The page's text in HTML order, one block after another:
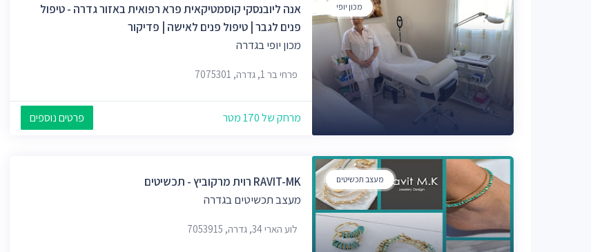
מכון יופי
אנה ליובנסקי קוסמטיקאית פרא רפואית באזור גדרה - טיפול
פנים לגבר | טיפול פנים לאישה | פדיקור
מכון יופי בגדרה
פרחי בר 1, גדרה, 7075301
מרחק של 170 מטר פרטים נוספים
מעצב תכשיטים
RAVIT-MK רוית מרקוביץ - תכשיטים
מעצב תכשיטים בגדרה
לוע הארי 34, גדרה, 7053915